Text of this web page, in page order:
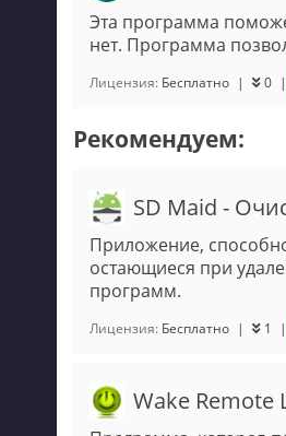
Эта программа
нет. Программа
Лицензия: Бесплатно | 0 |
Рекомендуем:
SD Maid -
Приложение,
остающиеся при
программ.
Лицензия: Бесплатно | 1 |
Wake Remote